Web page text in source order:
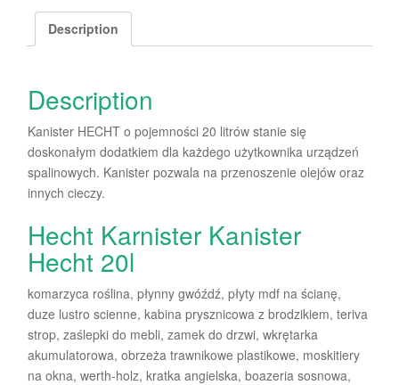
Description
Description
Kanister HECHT o pojemności 20 litrów stanie się
doskonałym dodatkiem dla każdego użytkownika urządzeń
spalinowych. Kanister pozwala na przenoszenie olejów oraz
innych cieczy.
Hecht Karnister Kanister
Hecht 20l
komarzyca roślina, płynny gwóźdź, płyty mdf na ścianę,
duze lustro scienne, kabina prysznicowa z brodzikiem, teriva
strop, zaślepki do mebli, zamek do drzwi, wkrętarka
akumulatorowa, obrzeża trawnikowe plastikowe, moskitiery
na okna, werth-holz, kratka angielska, boazeria sosnowa,